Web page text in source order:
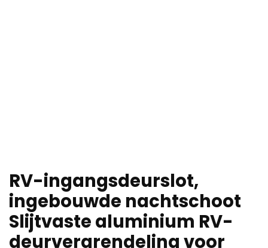
RV-ingangsdeurslot,
ingebouwde nachtschoot
Slijtvaste aluminium RV-
deurvergrendeling voor